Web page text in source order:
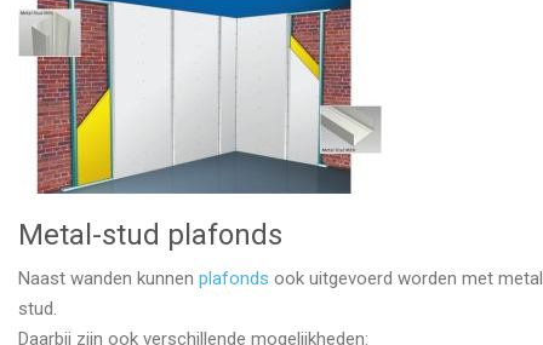
Metal-stud plafonds
Naast wanden kunnen plafonds ook uitgevoerd worden met
stud.
Daarbij zijn ook verschillende mogelijkheden: